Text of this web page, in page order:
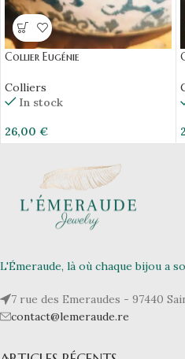
Collier Eugénie
Colliers
In stock
26,00 €
L'Émeraude, là où chaque bijou a
7 rue des Emeraudes - 97440
contact@lemeraude.re